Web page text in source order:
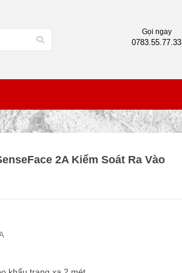
Gọi ngay
0783.55.77.33
2A Kiểm Soát Ra Vào